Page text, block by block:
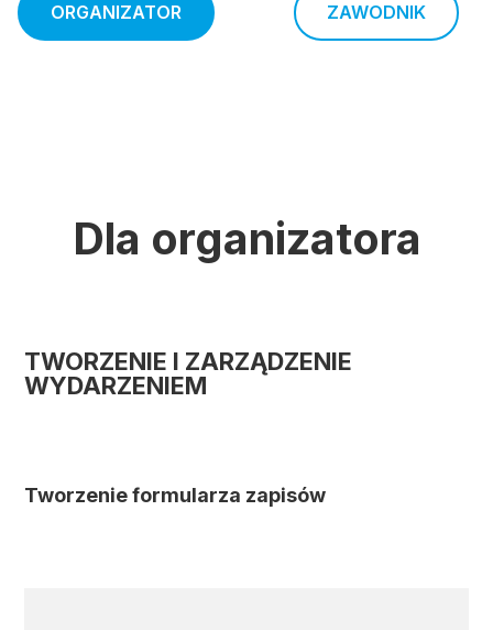
ORGANIZATOR ZAWODNIK
Dla organizatora
TWORZENIE I ZARZĄDZENIE
WYDARZENIEM
Tworzenie formularza zapisów